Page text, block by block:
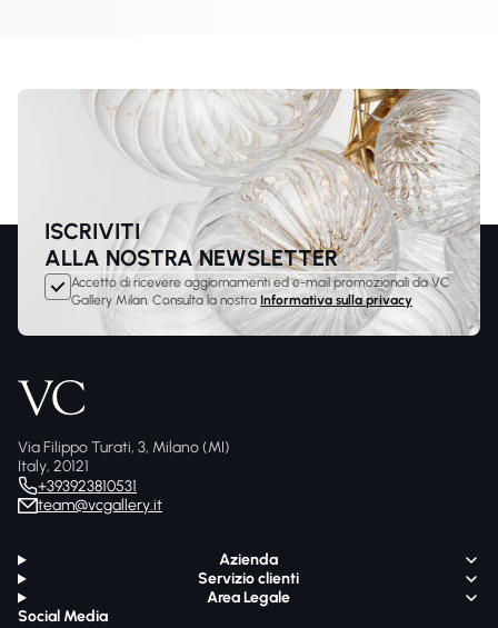
ISCRIVITI
ALLA NOSTRA NEWSLETTER
Accetto di ricevere aggiornamenti ed e-mail promozionali da VC
Gallery Milan. Consulta la nostra Informativa sulla privacy
Via Filippo Turati, 3, Milano (MI)
Italy, 20121
+393923810531
team@vcgallery.it
Azienda
Servizio clienti
Area Legale
Social Media